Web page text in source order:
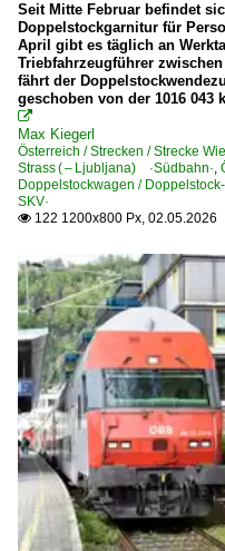
Dieselloks
BR 2016 ·ER20·
E-Loks
BR 1116 ·ES 64
Elektrotriebzüge
BR 4010 ·Kiss·
BR 4020 · 6020
BR 4024 ·Talent
BR 4124 ·Talent
Galerien
Sonderzüge und
Personenwagen |
2020
2020
2021
2025
2026
Seit Mitte Februar befindet
Doppelstockgarnitur für
April gibt es täglich an
Triebfahrzeugführer
fährt der
geschoben von der 1016

Max Kiegerl
Österreich / Strecken / Strecke
Strass ( – Ljubljana) ·Südbahn·,
Doppelstockwagen /
SKV·
 122 1200x800 Px, 02.05.2026